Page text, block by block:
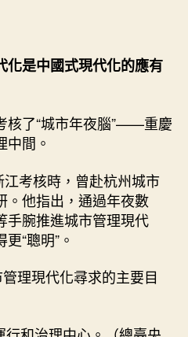
化是中國式現代化的應有
核了“城市年夜腦”——重慶
間。
考核時，曾赴杭州城市
。他指出，通過年夜數
手腕推進城市管理現代
“聰明”。
理現代化尋求的主要目